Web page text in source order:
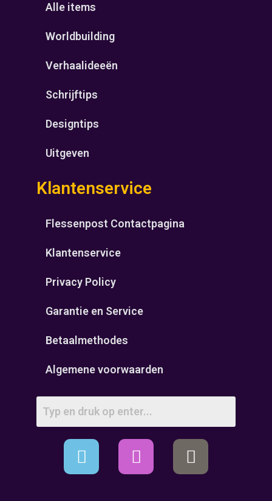
Alle items
Worldbuilding
Verhaalideeën
Schrijftips
Designtips
Uitgeven
Klantenservice
Flessenpost Contactpagina
Klantenservice
Privacy Policy
Garantie en Service
Betaalmethodes
Algemene voorwaarden